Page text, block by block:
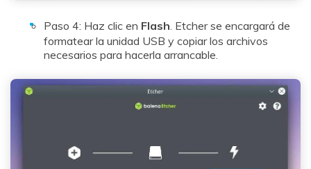
Paso 4: Haz clic en Flash . Etcher se encargará de
formatear la unidad USB y copiar los archivos
necesarios para hacerla arrancable.